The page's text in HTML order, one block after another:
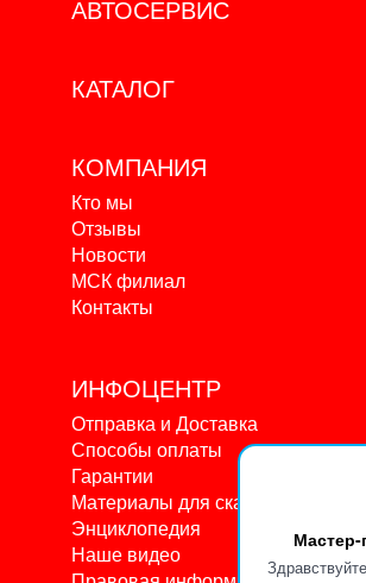
АВТОСЕРВИС
КАТАЛОГ
КОМПАНИЯ
Кто мы
Отзывы
Новости
МСК филиал
Контакты
ИНФОЦЕНТР
Отправка и Доставка
Способы оплаты
Гарантии
Материалы для скачивания
Энциклопедия
Наше видео